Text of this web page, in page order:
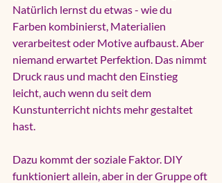
Natürlich lernst du etwas - wie du
Farben kombinierst, Materialien
verarbeitest oder Motive aufbaust. Aber
niemand erwartet Perfektion. Das nimmt
Druck raus und macht den Einstieg
leicht, auch wenn du seit dem
Kunstunterricht nichts mehr gestaltet
hast.
Dazu kommt der soziale Faktor. DIY
funktioniert allein, aber in der Gruppe oft